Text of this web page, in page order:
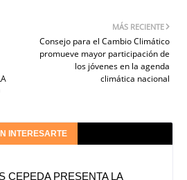
MÁS RECIENTE
Consejo para el Cambio Climático
promueve mayor participación de
los jóvenes en la agenda
climática nacional
INTERESARTE
CEPEDA PRESENTA LA